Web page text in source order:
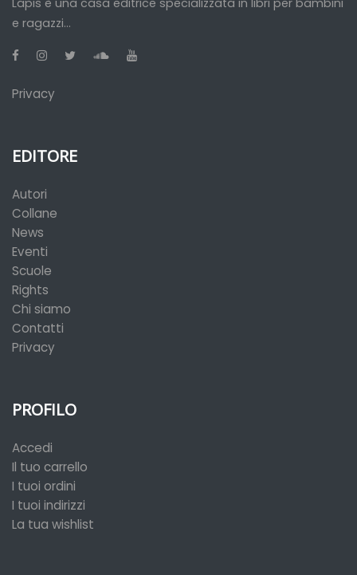
Lapis è una casa editrice specializzata in libri per bambini
e ragazzi...
Privacy
EDITORE
Autori
Collane
News
Eventi
Scuole
Rights
Chi siamo
Contatti
Privacy
PROFILO
Accedi
Il tuo carrello
I tuoi ordini
I tuoi indirizzi
La tua wishlist